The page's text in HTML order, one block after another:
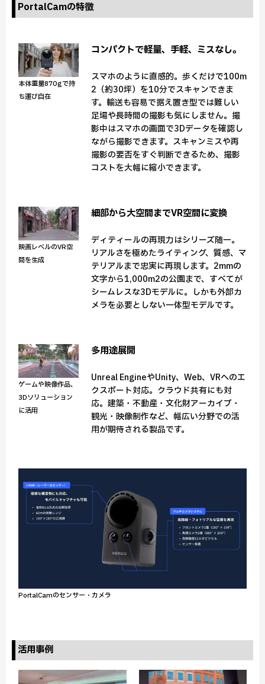
PortalCamの特徴
本体重量870gで持
ち運び自在
コンパクトで軽量、手軽、ミスなし。
スマホのように直感的。歩くだけで100m
2（約30坪）を10分でスキャンできま
す。輸送も容易で据え置き型では難しい
足場や長時間の撮影も気にしません。撮
影中はスマホの画面で3Dデータを確認し
ながら撮影できます。スキャンミスや再
撮影の要否をすぐ判断できるため、撮影
コストを大幅に縮小できます。
映画レベルのVR空
間を生成
細部から大空間までVR空間に変換
ディティールの再現力はシリーズ随一。
リアルさを極めたライティング、質感、マ
テリアルまで忠実に再現します。2mmの
文字から1,000m2の公園まで、すべてが
シームレスな3Dモデルに。しかも外部カ
メラを必要としない一体型モデルです。
ゲームや映像作品、
3Dソリューション
に活用
多用途展開
Unreal EngineやUnity、Web、VRへのエ
クスポート対応。クラウド共有にも対
応。建築・不動産・文化財アーカイブ・
観光・映像制作など、幅広い分野での活
用が期待される製品です。
PortalCamのセンサー・カメラ
活用事例